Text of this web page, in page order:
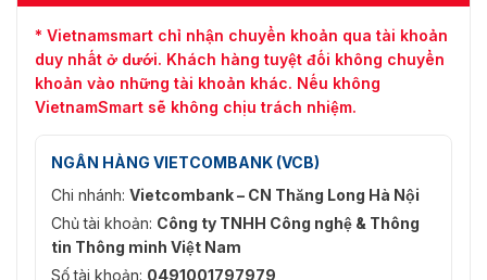
Âm
Thanh
Nén Âm
Thanh
- Mô hình -2LI2U và -4LI2U:
G.711/G.722.1/G.726/MP2L2/PCM/MP3/AAC-
LC
Âm
Thanh
- Mô hình -2LI2U và -4LI2U: 64 Kbps
Kbps (G.726)/32 đến 160 Kbps (MP2L2)/8
đến 320 Kbps (MP3)/16 đến 64 Kbps (AAC-
LC)
* Vietnamsmart chỉ nhận chuyển khoản qua tài khoản
duy nhất ở dưới. Khách hàng tuyệt đối không chuyển
khoản vào những tài khoản khác. Nếu không
VietnamSmart sẽ không chịu trách nhiệm.
NGÂN HÀNG VIETCOMBANK (VCB)
Chi nhánh: Vietcombank – CN Thăng Long Hà Nội
Chủ tài khoản: Công ty TNHH Công nghệ & Thông
tin Thông minh Việt Nam
Số tài khoản: 0491001797979